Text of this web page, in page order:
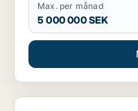
Max. per månad
5 000 000 SEK